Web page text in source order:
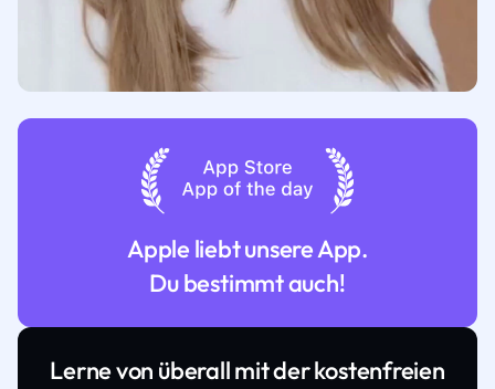
Apple liebt unsere App.
Du bestimmt auch!
Lerne von überall mit der kostenfreien